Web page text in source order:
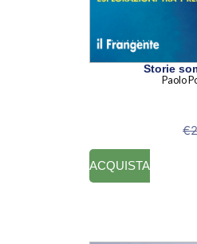
Storie
Paolo
€
ACQUISTA